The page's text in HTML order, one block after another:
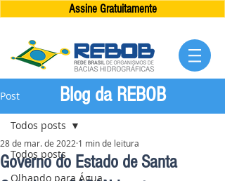
Assine Gratuitamente
Post
Todos posts
Olhando para Água
Todos posts
Governo do Estado de Santa
28 de mar. de 2022 1 min de leitura
Blog da REBOB